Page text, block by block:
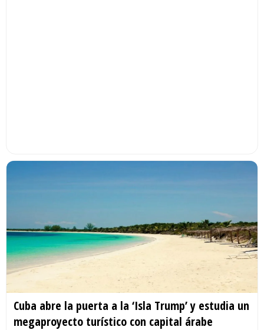
Cuba abre la puerta a la ‘Isla Trump’ y estudia un
megaproyecto turístico con capital árabe